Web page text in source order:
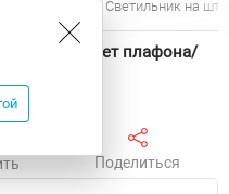
Светильник на
WH цвет плафона/
Поделиться